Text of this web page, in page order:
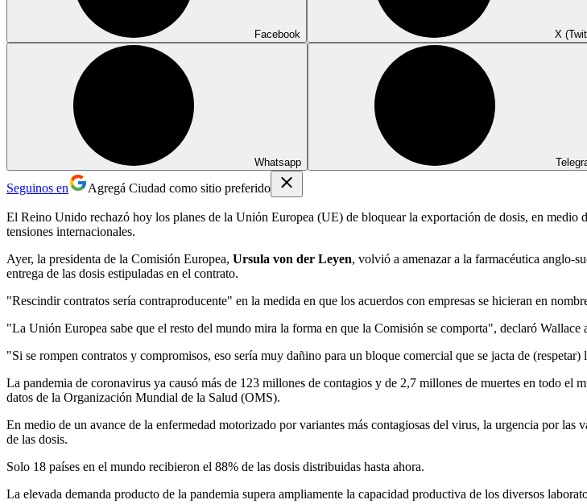
Facebook X
Whatsapp
Seguinos en Agregá Ciudad como sitio preferido
El Reino Unido rechazó hoy los planes de la Unión Europea (UE) de bloquear la exportación de dosis, en medio
tensiones internacionales.
Ayer, la presidenta de la Comisión Europea, Ursula von der Leyen, volvió a amenazar a la farmacéutica anglo-
entrega de las dosis estipuladas en el contrato.
"Rescindir contratos sería contraproducente" en la medida en que los acuerdos con empresas se hicieran en
"La Unión Europea sabe que el resto del mundo mira la forma en que la Comisión se comporta", declaró Wallace
"Si se rompen contratos y compromisos, eso sería muy dañino para un bloque comercial que se jacta de (respetar)
La pandemia de coronavirus ya causó más de 123 millones de contagios y de 2,7 millones de muertes en todo
datos de la Organización Mundial de la Salud (OMS).
En medio de un avance de la enfermedad motorizado por variantes más contagiosas del virus, la urgencia por
de las dosis.
Solo 18 países en el mundo recibieron el 88% de las dosis distribuidas hasta ahora.
La elevada demanda producto de la pandemia supera ampliamente la capacidad productiva de los diversos